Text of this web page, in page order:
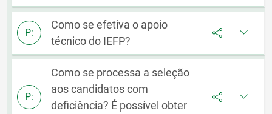
P:
Como se efetiva o apoio
técnico do IEFP?
P:
Como se processa a seleção
aos candidatos com
deficiência? É possível obter